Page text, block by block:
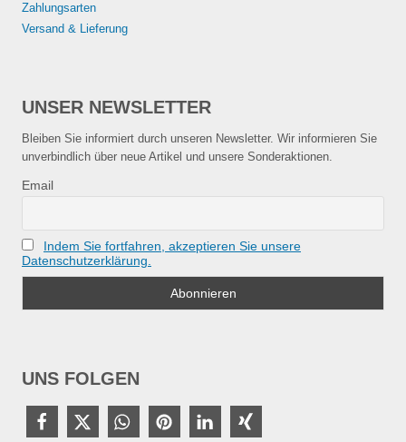
Zahlungsarten
Versand & Lieferung
UNSER NEWSLETTER
Bleiben Sie informiert durch unseren Newsletter. Wir informieren Sie
unverbindlich über neue Artikel und unsere Sonderaktionen.
Email
Indem Sie fortfahren, akzeptieren Sie unsere
Datenschutzerklärung.
UNS FOLGEN